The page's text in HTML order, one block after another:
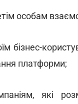
особам
бізнес-
платформи;
які